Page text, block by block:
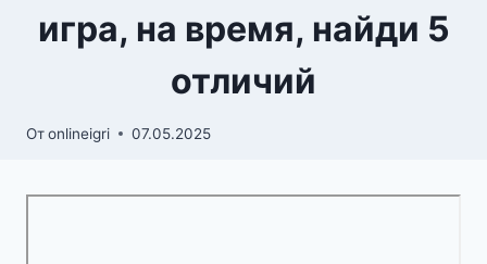
игра, на время, найди 5
отличий
Отonlineigri 07.05.2025